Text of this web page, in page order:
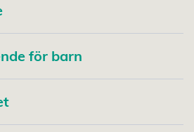
för barn